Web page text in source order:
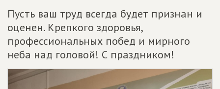
Пусть ваш труд всегда будет признан и
оценен. Крепкого здоровья,
профессиональных побед и мирного
неба над головой! С праздником!